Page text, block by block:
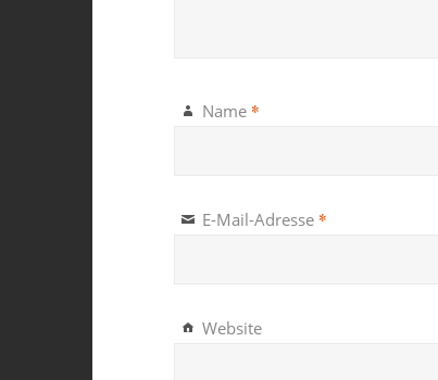
Name *
E-Mail-Adresse *
Website